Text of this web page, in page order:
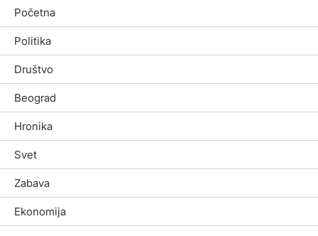
Početna
Politika
Društvo
Beograd
Hronika
Svet
Zabava
Ekonomija